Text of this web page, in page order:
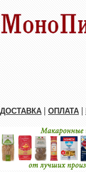
ДОСТАВКА | ОПЛАТА |